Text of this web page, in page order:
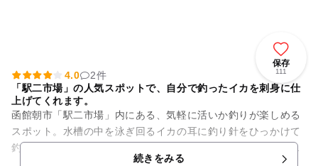
保存
111
4.0
2件
「駅二市場」の人気スポットで、自分で釣ったイカを刺身に仕
上げてくれます。
函館朝市「駅二市場」内にある、気軽に活いか釣りが楽しめる
スポット。水槽の中を泳ぎ回るイカの耳に釣り針をひっかけて
釣ります。子供も大人も楽しめるとあって、場内でも特に多く
続きをみる